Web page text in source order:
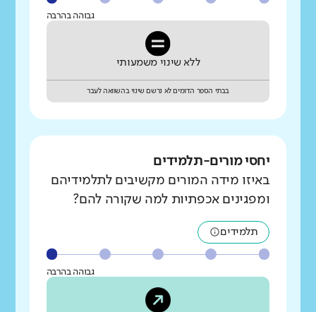
גבוהה בהרבה
ללא שינוי משמעותי
בבתי הספר הדומים לא נרשם שינוי בהשוואה לעבר
יחסי מורים-תלמידים
באיזו מידה המורים מקשיבים לתלמידיהם
ומפגינים אכפתיות למה שקורה להם?
תלמידים
גבוהה בהרבה